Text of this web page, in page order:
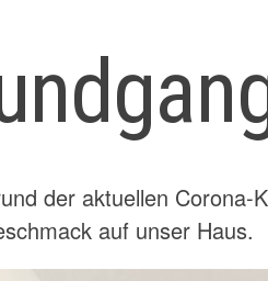
der aktuellen Corona-
auf unser Haus.